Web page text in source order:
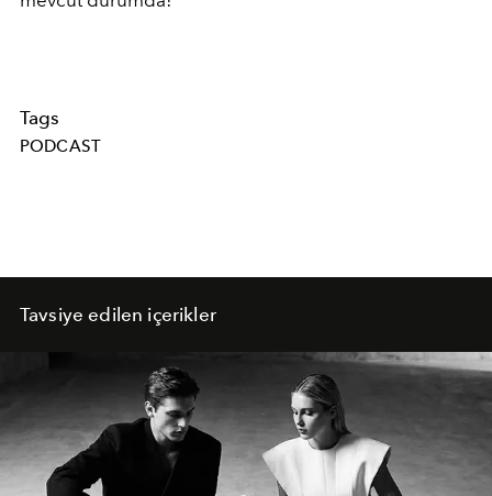
Tags
PODCAST
Tavsiye edilen içerikler